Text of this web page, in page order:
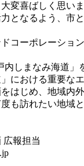
変喜ばしく思い
となるよう、市
コーポレーショ
内しまなみ海道」
における重要な
はじめ、地域内
も訪れたい地域
広報担当